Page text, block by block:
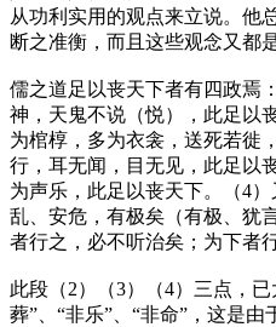
从功利实用的观点来立说。他
断之准衡，而且这些观念又都
儒之道足以丧天下者有四政焉
神，天鬼不说（悦），此足以
为棺椁，多为衣衾，送死若徙
行，耳无闻，目无见，此足以
为声乐，此足以丧天下。（4
乱、安危，有极矣（有极、犹
者行之，必不听治矣；为下者
此段（2）（3）（4）三点，
葬”、“非乐”、“非命”，这是